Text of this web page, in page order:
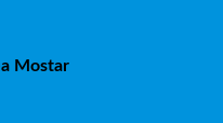
Mostar